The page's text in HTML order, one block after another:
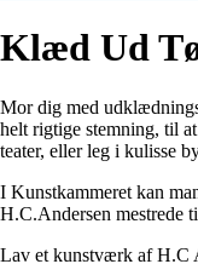
Klæd Ud
Mor dig med
helt rigtige stemning, til
teater, eller leg i kulisse
I Kunstkammeret kan
H.C.Andersen mestrede
Lav et kunstværk af H.C